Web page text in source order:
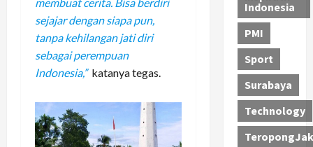
sejajar dengan siapa pun,
tanpa kehilangan jati diri
sebagai perempuan
Indonesia,” katanya tegas.
Indonesia
PMI
Sport
Surabaya
Technology